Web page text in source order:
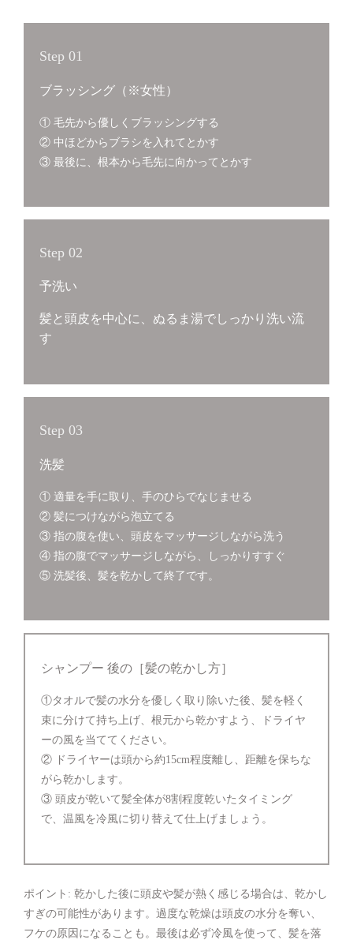
Step 01
ブラッシング（※女性）
① 毛先から優しくブラッシングする
② 中ほどからブラシを入れてとかす
③ 最後に、根本から毛先に向かってとかす
Step 02
予洗い
髪と頭皮を中心に、ぬるま湯でしっかり洗い流
す
Step 03
洗髪
① 適量を手に取り、手のひらでなじませる
② 髪につけながら泡立てる
③ 指の腹を使い、頭皮をマッサージしながら洗う
④ 指の腹でマッサージしながら、しっかりすすぐ
⑤ 洗髪後、髪を乾かして終了です。
シャンプー 後の［髪の乾かし方］
①タオルで髪の水分を優しく取り除いた後、髪を軽く
束に分けて持ち上げ、根元から乾かすよう、ドライヤ
ーの風を当ててください。
② ドライヤーは頭から約15cm程度離し、距離を保ちな
がら乾かします。
③ 頭皮が乾いて髪全体が8割程度乾いたタイミング
で、温風を冷風に切り替えて仕上げましょう。
ポイント: 乾かした後に頭皮や髪が熱く感じる場合は、乾かし
すぎの可能性があります。過度な乾燥は頭皮の水分を奪い、
フケの原因になることも。最後は必ず冷風を使って、髪を落